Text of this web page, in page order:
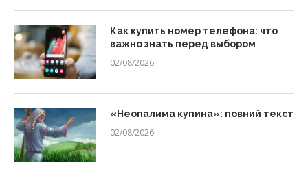
Как купить номер телефона: что
важно знать перед выбором
02/08/2026
«Неопалима купина»: повний текст
02/08/2026